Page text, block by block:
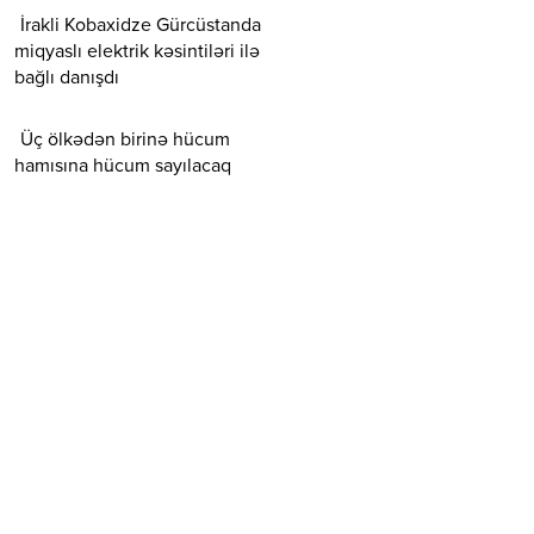
İrakli Kobaxidze Gürcüstanda
miqyaslı elektrik kəsintiləri ilə
bağlı danışdı
Üç ölkədən birinə hücum
hamısına hücum sayılacaq